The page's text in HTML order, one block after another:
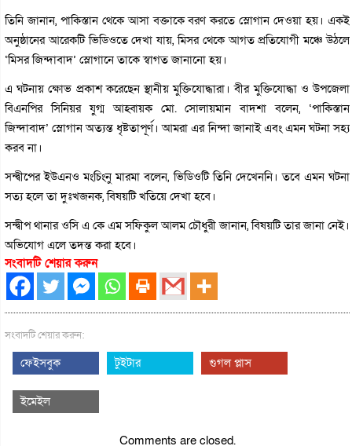
তিনি জানান, পাকিস্তান থেকে আসা বক্তাকে বরণ করতে স্লোগান দেওয়া হয়। একই
অনুষ্ঠানের আরেকটি ভিডিওতে দেখা যায়, মিসর থেকে আগত প্রতিযোগী মঞ্চে উঠলে
‘মিসর জিন্দাবাদ’ স্লোগানে তাকে স্বাগত জানানো হয়।
এ ঘটনায় ক্ষোভ প্রকাশ করেছেন স্থানীয় মুক্তিযোদ্ধারা। বীর মুক্তিযোদ্ধা ও উপজেলা
বিএনপির সিনিয়র যুগ্ম আহ্বায়ক মো. সোলায়মান বাদশা বলেন, ‘পাকিস্তান
জিন্দাবাদ’ স্লোগান অত্যন্ত ধৃষ্টতাপূর্ণ। আমরা এর নিন্দা জানাই এবং এমন ঘটনা সহ্য
করব না।
সন্দ্বীপের ইউএনও মংচিংনু মারমা বলেন, ভিডিওটি তিনি দেখেননি। তবে এমন ঘটনা
সত্য হলে তা দুঃখজনক, বিষয়টি খতিয়ে দেখা হবে।
সন্দ্বীপ থানার ওসি এ কে এম সফিকুল আলম চৌধুরী জানান, বিষয়টি তার জানা নেই।
অভিযোগ এলে তদন্ত করা হবে।
সংবাদটি শেয়ার করুন
সংবাদটি শেয়ার করুন:
ফেইসবুক টুইটার গুগল প্লাস
ইমেইল
Comments are closed.